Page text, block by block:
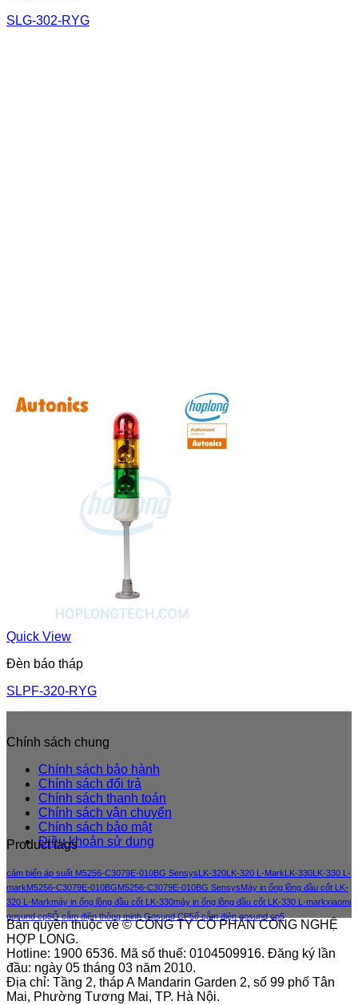
SLG-302-RYG
Quick View
Đèn báo tháp
SLPF-320-RYG
Chính sách chung
Chính sách bảo hành
Chính sách đổi trả
Chính sách thanh toán
Chính sách vận chuyển
Chính sách bảo mật
Điều khoản sử dung
Product tags
cảm biến áp suất M5256-C3079E-010BG Sensys LK-320 LK-320 L-Mark LK-330 LK-330 L-
markM5256-C3079E-010BGM5256-C3079E-010BG SensysMáy in ống lồng đầu cốt LK-
320 L-Markmáy in ống lồng đầu cốt LK-330máy in ống lồng đầu cốt LK-330 L-markxiaomi
gosund cp5Ổ cắm điện thông minh Gosund CP5ổ cắm điện gosund cp5
Bản quyền thuộc về © CÔNG TY CỔ PHẦN CÔNG NGHỆ
HỢP LONG.
Hotline: 1900 6536. Mã số thuế: 0104509916. Đăng ký lần
đầu: ngày 05 tháng 03 năm 2010.
Địa chỉ: Tầng 2, tháp A Mandarin Garden 2, số 99 phố Tân
Mai, Phường Tương Mai, TP. Hà Nội.